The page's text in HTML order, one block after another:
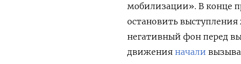
мобилизации». В конце
остановить
негативный фон перед
движения начали